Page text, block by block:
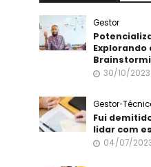
Gestor
Explorando
30/10/2023
Gestor•
Fui
lidar com
04/07/